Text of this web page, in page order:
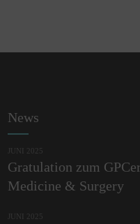
News
JUNI 2025
Gratulation zum
Medicine & Surgery
JUNI 2025